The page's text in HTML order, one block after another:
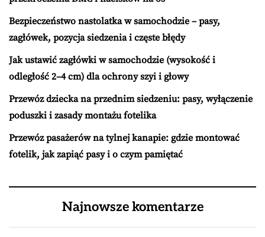
Bezpieczeństwo nastolatka w samochodzie – pasy,
zagłówek, pozycja siedzenia i częste błędy
Jak ustawić zagłówki w samochodzie (wysokość i
odległość 2–4 cm) dla ochrony szyi i głowy
Przewóz dziecka na przednim siedzeniu: pasy, wyłączenie
poduszki i zasady montażu fotelika
Przewóz pasażerów na tylnej kanapie: gdzie montować
fotelik, jak zapiąć pasy i o czym pamiętać
Najnowsze komentarze